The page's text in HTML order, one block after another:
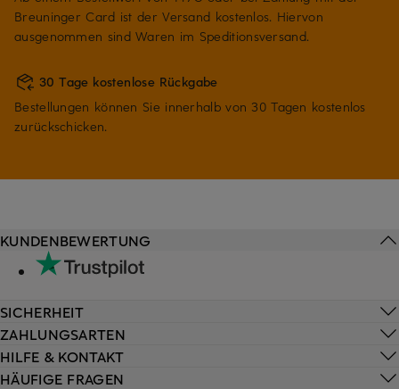
Breuninger Card ist der Versand kostenlos. Hiervon
ausgenommen sind Waren im Speditionsversand.
30 Tage kostenlose Rückgabe
Bestellungen können Sie innerhalb von 30 Tagen kostenlos
zurückschicken.
HILFE & KONTAKT
HÄUFIGE FRAGEN
KUNDENBEWERTUNG
SICHERHEIT
ZAHLUNGSARTEN